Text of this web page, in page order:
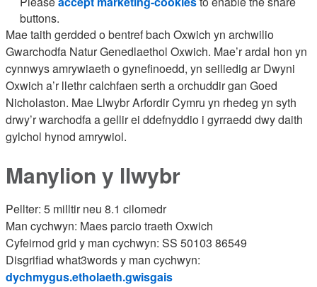
buttons.
Mae taith gerdded o bentref bach Oxwich yn archwilio
Gwarchodfa Natur Genedlaethol Oxwich. Mae’r ardal hon yn
cynnwys amrywiaeth o gynefinoedd, yn seiliedig ar Dwyni
Oxwich a’r llethr calchfaen serth a orchuddir gan Goed
Nicholaston. Mae Llwybr Arfordir Cymru yn rhedeg yn syth
drwy’r warchodfa a gellir ei ddefnyddio i gyrraedd dwy daith
gylchol hynod amrywiol.
Manylion y llwybr
Pellter: 5 milltir neu 8.1 cilomedr
Man cychwyn: Maes parcio traeth Oxwich
Cyfeirnod grid y man cychwyn: SS 50103 86549
Disgrifiad what3words y man cychwyn:
dychmygus.etholaeth.gwisgais